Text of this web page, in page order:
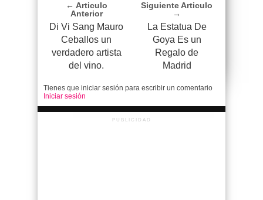
← Articulo
Anterior
Di Vi Sang Mauro
Ceballos un
verdadero artista
del vino.
Siguiente Articulo
→
La Estatua De
Goya Es un
Regalo de
Madrid
Tienes que iniciar sesión para escribir un comentario
Iniciar sesión
PUBLICIDAD